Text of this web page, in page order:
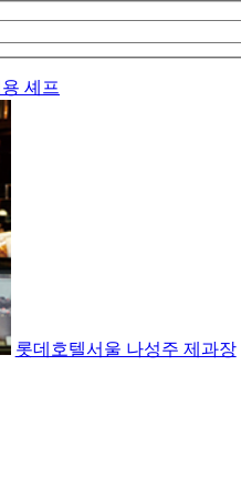
셰프
롯데호텔서울 나성주 제과장